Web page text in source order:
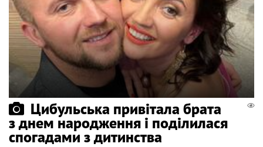
Цибульська привітала брата
з днем народження і поділилася
спогадами з дитинства